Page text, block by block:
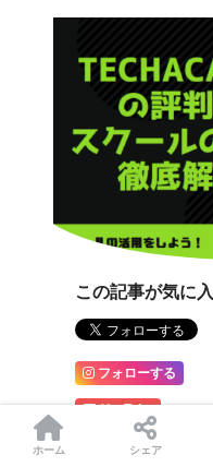
この記事が気に
フォローする
YouTube
ホーム シェア